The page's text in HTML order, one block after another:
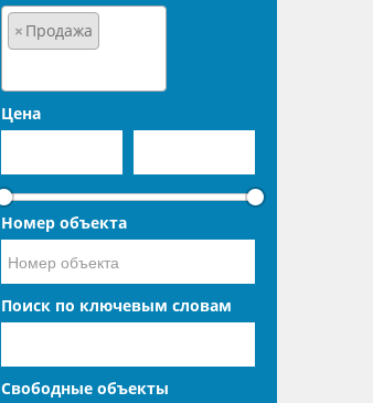
× Продажа
Цена
Номер объекта
Поиск по ключевым словам
Свободные объекты